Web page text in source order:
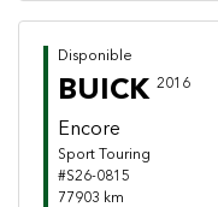
Disponible
BUICK 2016
Encore
Sport Touring
#S26-0815
77903 km